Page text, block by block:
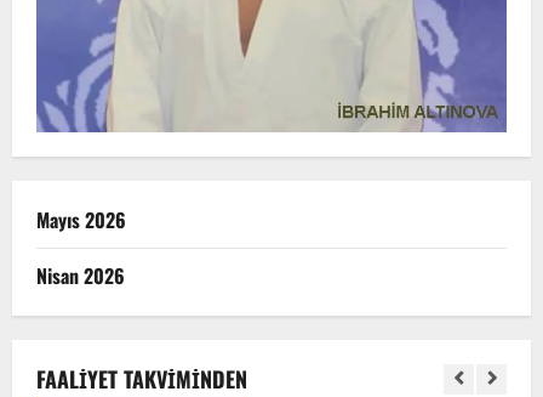
Mayıs 2026
Nisan 2026
FAALIYET TAKVIMINDEN